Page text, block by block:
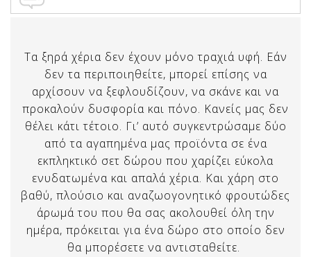
Τα ξηρά χέρια δεν έχουν μόνο τραχιά υφή. Εάν
δεν τα περιποιηθείτε, μπορεί επίσης να
αρχίσουν να ξεφλουδίζουν, να σκάνε και να
προκαλούν δυσφορία και πόνο. Κανείς μας δεν
θέλει κάτι τέτοιο. Γι’ αυτό συγκεντρώσαμε δύο
από τα αγαπημένα μας προϊόντα σε ένα
εκπληκτικό σετ δώρου που χαρίζει εύκολα
ενυδατωμένα και απαλά χέρια. Και χάρη στο
βαθύ, πλούσιο και αναζωογονητικό φρουτώδες
άρωμά του που θα σας ακολουθεί όλη την
ημέρα, πρόκειται για ένα δώρο στο οποίο δεν
θα μπορέσετε να αντισταθείτε.